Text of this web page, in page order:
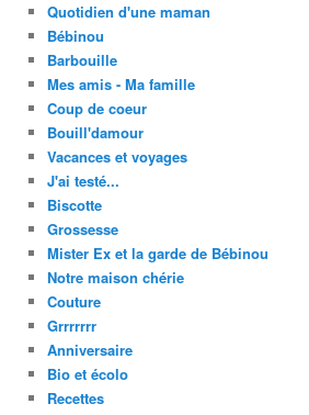
Quotidien d'une maman
Bébinou
Barbouille
Mes amis - Ma famille
Coup de coeur
Bouill'damour
Vacances et voyages
J'ai testé...
Biscotte
Grossesse
Mister Ex et la garde de Bébinou
Notre maison chérie
Couture
Grrrrrrr
Anniversaire
Bio et écolo
Recettes